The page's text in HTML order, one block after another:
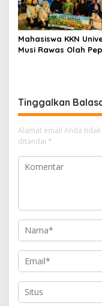
Mahasiswa KKN
Musi Rawas Olah
Tinggalkan
Alamat email Anda
ditandai *